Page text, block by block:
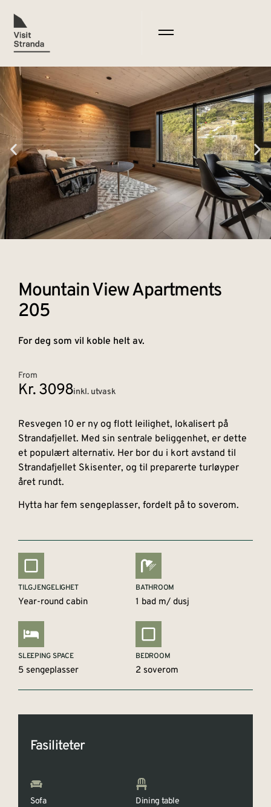
Mountain View Apartments
205
For deg som vil koble helt av.
From
Kr. 3098inkl. utvask
Resvegen 10 er ny og flott leilighet, lokalisert på
Strandafjellet. Med sin sentrale beliggenhet, er dette
et populært alternativ. Her bor du i kort avstand til
Strandafjellet Skisenter, og til preparerte turløyper
året rundt.
Hytta har fem sengeplasser, fordelt på to soverom.
TILGJENGELIGHET
Year-round cabin
BATHROOM
1 bad m/ dusj
SLEEPING SPACE
5 sengeplasser
BEDROOM
2 soverom
Fasiliteter
Sofa Dining table